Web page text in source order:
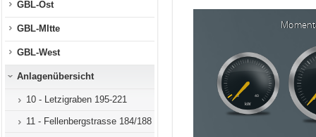
GBL-Ost
GBL-MItte
GBL-West
Anlagenübersicht
10 - Letzigraben 195-221
11 - Fellenbergstrasse 184/188